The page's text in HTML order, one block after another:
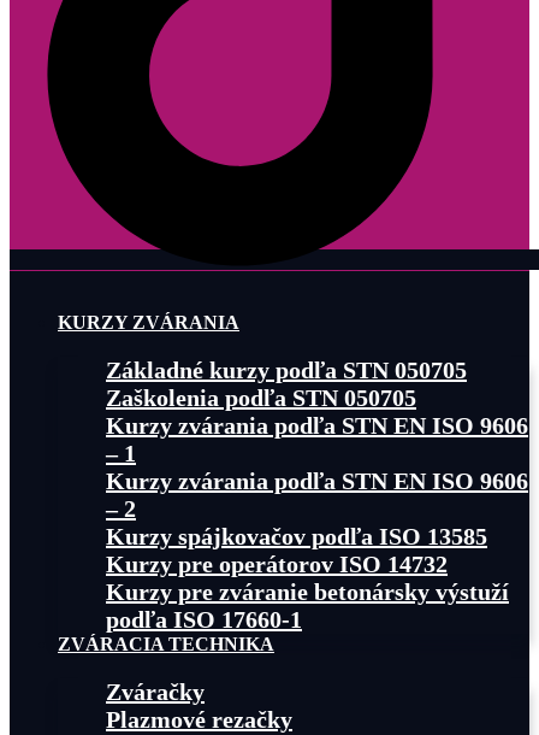
KURZY ZVÁRANIA
Základné kurzy podľa STN 050705
Zaškolenia podľa STN 050705
Kurzy zvárania podľa STN EN ISO 9606
– 1
Kurzy zvárania podľa STN EN ISO 9606
– 2
Kurzy spájkovačov podľa ISO 13585
Kurzy pre operátorov ISO 14732
Kurzy pre zváranie betonársky výstuží
podľa ISO 17660-1
ZVÁRACIA TECHNIKA
Zváračky
Plazmové rezačky